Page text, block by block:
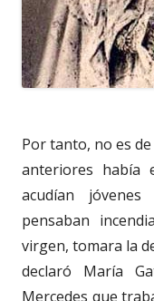
Por tanto, no es
anteriores había
acudían
pensaban
virgen, tomara la
declaró María
Mercedes que